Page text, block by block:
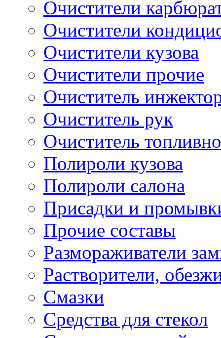
Очистители
Очистители
Очистители кузова
Очистители прочие
Очиститель
Очиститель рук
Очиститель
Полироли кузова
Полироли салона
Присадки и
Прочие составы
Размораживатели
Растворители,
Смазки
Средства для стекол